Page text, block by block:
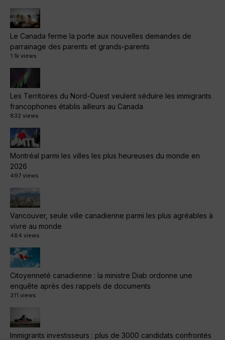
Le Canada ferme la porte aux nouvelles demandes de
parrainage des parents et grands-parents
1.1k views
Les Territoires du Nord-Ouest veulent séduire les immigrants
francophones établis ailleurs au Canada
832 views
Montréal parmi les villes les plus heureuses du monde en
2026
497 views
Vancouver, seule ville canadienne parmi les plus agréables à
vivre au monde
484 views
Citoyenneté canadienne : la ministre Diab ordonne une
enquête après des rappels de documents
311 views
Immigrants investisseurs : plus de 3000 candidats confrontés